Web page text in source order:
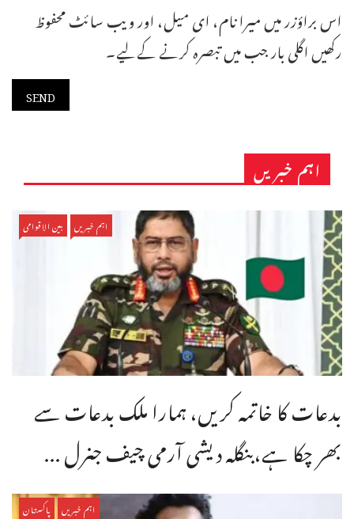
اس براؤزر میں میرا نام، ای میل، اور ویب سائٹ محفوظ
رکھیں اگلی بار جب میں تبصرہ کرنے کےلیے۔
اہم خبریں
اہم خبریں بین الاقوامی
بدعات کا خاتمہ کریں، ہمارا ملک بدعات سے
بھر چکا ہے،بنگله دیشی آرمی چیف جنرل ...
اہم خبریں پاکستان